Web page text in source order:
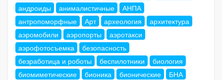
андроиды
анималистичные
АНПА
антропоморфные
Арт археология
архитектура
аэромобили
аэропорты
аэротакси
аэрофотосъемка
безопасность
безработица и роботы
беспилотники
биология
биомиметические
бионика бионические БНА